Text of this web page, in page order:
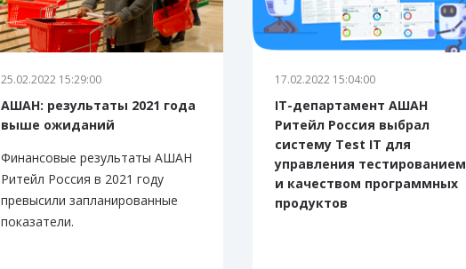
25.02.2022 15:29:00
АШАН: результаты 2021 года
выше ожиданий
Финансовые результаты АШАН
Ритейл Россия в 2021 году
превысили запланированные
показатели.
17.02.2022 15:04:00
IT-департамент АШАН
Ритейл Россия выбрал
систему Test IT для
управления тестированием
и качеством программных
продуктов